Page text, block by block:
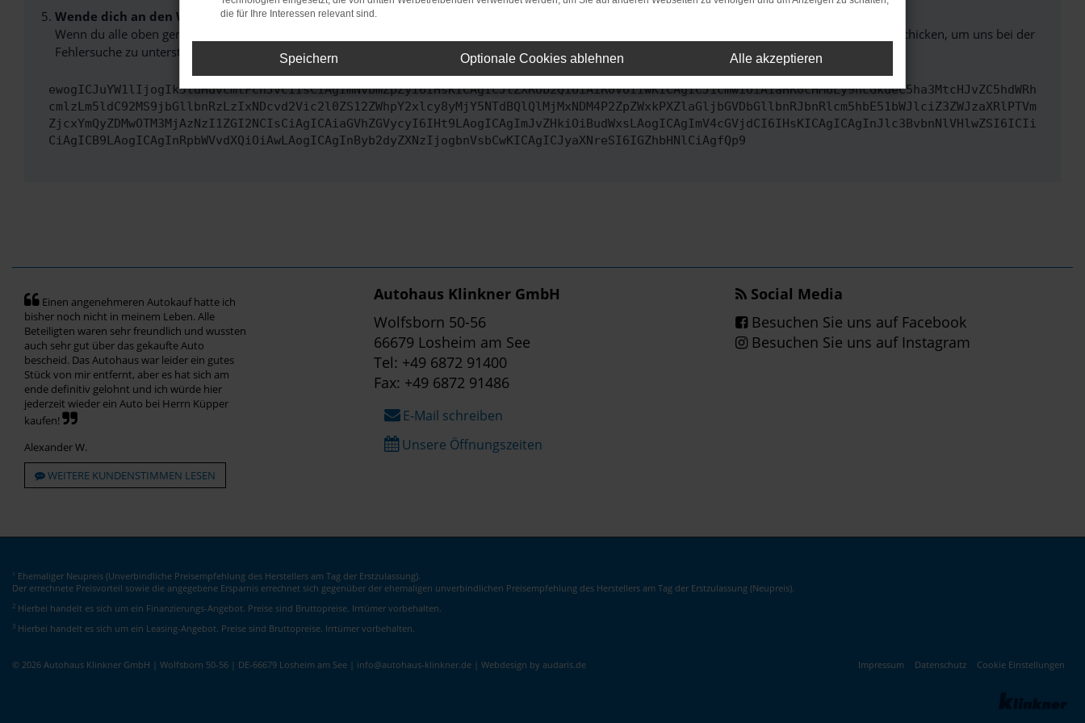
Wende dich an den Webseitenbetreiber.
Wenn du alle oben genannten Schritte versucht hast, kontaktiere uns bitte. Wir werden versuchen, das Problem zu beheben. Du kannst uns diesen Text schicken, um uns bei der
Fehlersuche zu unterstützen:
ewogICJuYW1lIjogIk5ldHdvcmtFcnJvciIsCiAgImNvbmZpZyI6IHsKICAgICJtZXRob2QiOiAiR0VUIiwKICAgICJ1cmwiOiAiaHR0cHM6Ly9hcGkueC5ha3MtcHJvZC5hdWRh
cmlzLm5ldC92MS9jbGllbnRzLzIxNDcvd2Vic2l0ZS12ZWhpY2xlcy8yMjY5NTdBQlQlMjMxNDM4P2ZpZWxkPXZlaGljbGVDbGllbnRJbnRlcm5hbE51bWJlciZ3ZWJzaXRlPTVm
ZjcxYmQyZDMwOTM3MjAzNzI1ZGI2NCIsCiAgICAiaGVhZGVycyI6IHt9LAogICAgImJvZHkiOiBudWxsLAogICAgImV4cGVjdCI6IHsKICAgICAgInJlc3BvbnNlVHlwZSI6ICIi
CiAgICB9LAogICAgInRpbWVvdXQiOiAwLAogICAgInByb2dyZXNzIjogbnVsbCwKICAgICJyaXNreSI6IGZhbHNlCiAgfQp9
Einen angenehmeren Autokauf hatte ich
bisher noch nicht in meinem Leben. Alle
Beteiligten waren sehr freundlich und wussten
auch sehr gut über das gekaufte Auto
bescheid. Das Autohaus war leider ein gutes
Stück von mir entfernt, aber es hat sich am
ende definitiv gelohnt und ich würde hier
jederzeit wieder ein Auto bei Herrn Küpper
kaufen!
Alexander W.
WEITERE KUNDENSTIMMEN LESEN
Autohaus Klinkner GmbH
Wolfsborn 50-56
66679 Losheim am See
Tel: +49 6872 91400
Fax: +49 6872 91486
E-Mail schreiben
Unsere Öffnungszeiten
Social Media
Besuchen Sie uns auf Facebook
Besuchen Sie uns auf Instagram
1 Ehemaliger Neupreis (Unverbindliche Preisempfehlung des Herstellers am Tag der Erstzulassung).
Der errechnete Preisvorteil sowie die angegebene Ersparnis errechnet sich gegenüber der ehemaligen unverbindlichen Preisempfehlung des Herstellers am Tag der Erstzulassung (Neupreis).
2 Hierbei handelt es sich um ein Finanzierungs-Angebot. Preise sind Bruttopreise. Irrtümer vorbehalten.
3 Hierbei handelt es sich um ein Leasing-Angebot. Preise sind Bruttopreise. Irrtümer vorbehalten.
Impressum Datenschutz Cookie Einstellungen
© 2026 Autohaus Klinkner GmbH | Wolfsborn 50-56 | DE-66679 Losheim am See | info@autohaus-klinkner.de | Webdesign by audaris.de
die für Ihre Interessen relevant sind.
Speichern Optionale Cookies ablehnen Alle akzeptieren